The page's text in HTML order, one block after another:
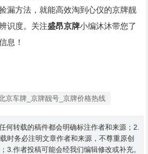
漏方法，就能高效淘到心仪的京牌靓
识度。关注盛昂京牌小编沐沐带您了
息！
京车牌_京牌靓号_京牌价格热线
何转载的稿件都会明确标注作者和来源；2.
时务必注明文章作者和来源，不尊重原创
3.作者投稿可能会经我们编辑修改或补充。